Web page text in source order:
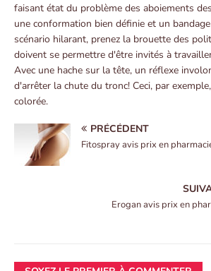
faisant état du problème des aboiements
une conformation bien définie et un
scénario hilarant, prenez la brouette des
doivent se permettre d'être invités à
Avec une hache sur la tête, un réflexe
d'arrêter la chute du tronc! Ceci, par
colorée.
PRÉCÉDENT
Fitospray avis prix en
Erogan avis prix en